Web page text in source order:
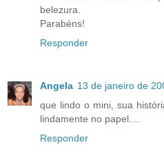
belezura.
Parabéns!
Responder
Angela 13 de janeiro de
que lindo o mini, sua
lindamente no papel....
Responder